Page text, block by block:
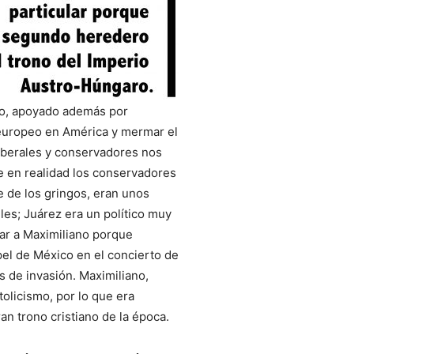
apoyado además por
en América y mermar el
y conservadores nos
en realidad los conservadores
de los gringos, eran unos
Juárez era un político muy
a Maximiliano porque
de México en el concierto de
de invasión. Maximiliano,
por lo que era
trono cristiano de la época.